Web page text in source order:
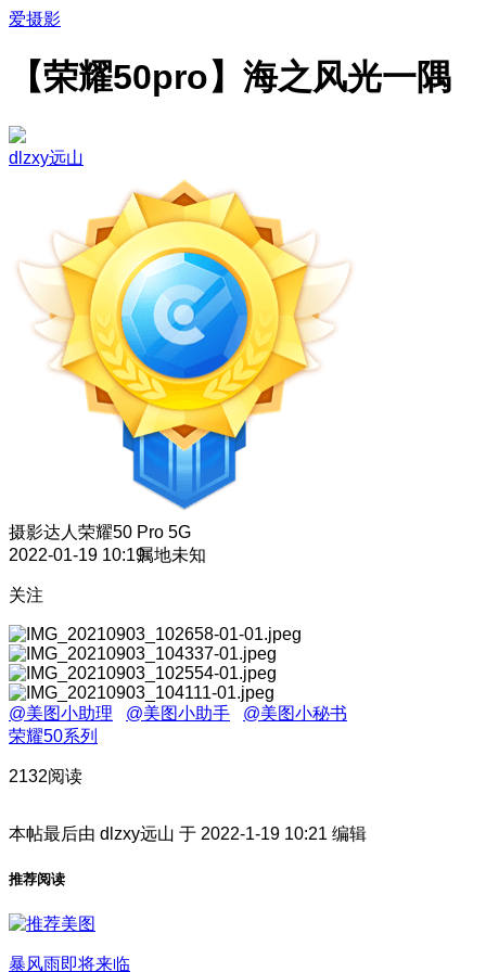
爱摄影
【荣耀50pro】海之风光一隅
dlzxy远山
摄影达人 荣耀50 Pro 5G
2022-01-19 10:19属地未知
关注
@美图小助理 @美图小助手
@美图小秘书
荣耀50系列
2132阅读
本帖最后由 dlzxy远山 于 2022-1-19 10:21 编辑
推荐阅读
暴风雨即将来临